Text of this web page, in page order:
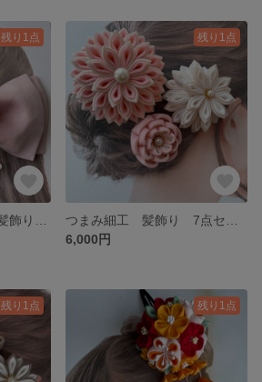
残り1点 残り1点
6,000円
残り1点 残り1点